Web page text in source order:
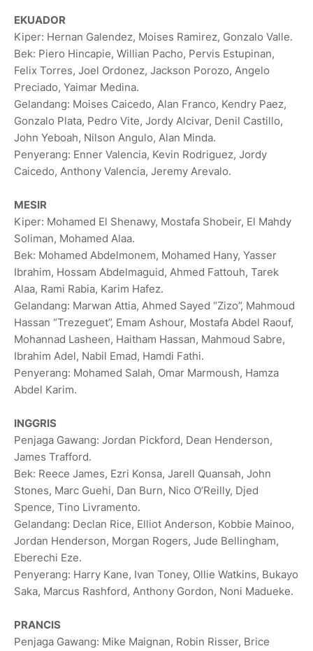
EKUADOR
Kiper: Hernan Galendez, Moises Ramirez, Gonzalo Valle.
Bek: Piero Hincapie, Willian Pacho, Pervis Estupinan,
Felix Torres, Joel ‌Ordonez, Jackson Porozo, Angelo
Preciado, Yaimar Medina.
Gelandang: Moises Caicedo, Alan Franco, Kendry Paez,
Gonzalo ‌Plata, Pedro Vite, Jordy Alcivar, Denil Castillo,
John Yeboah, Nilson Angulo, Alan Minda.
Penyerang: Enner Valencia, Kevin Rodriguez, Jordy
Caicedo, Anthony Valencia, Jeremy Arevalo.
MESIR
Kiper: ⁠Mohamed El Shenawy, Mostafa Shobeir, El Mahdy
Soliman, Mohamed Alaa.
Bek: Mohamed ⁠Abdelmonem, Mohamed Hany, Yasser
Ibrahim, ⁠Hossam Abdelmaguid, Ahmed Fattouh, Tarek
Alaa, Rami Rabia, Karim Hafez.
Gelandang: Marwan Attia, Ahmed Sayed “Zizo”, ‌Mahmoud
Hassan “Trezeguet”, Emam Ashour, Mostafa Abdel Raouf,
Mohannad Lasheen, Haitham Hassan, Mahmoud Sabre,
Ibrahim ‌Adel, ‌Nabil Emad, Hamdi Fathi.
Penyerang: Mohamed Salah, Omar Marmoush, Hamza
Abdel Karim.
INGGRIS
Penjaga Gawang: Jordan Pickford, Dean Henderson,
James Trafford.
Bek: Reece James, Ezri Konsa, Jarell Quansah, John
Stones, Marc Guehi, Dan Burn, Nico O’Reilly, Djed
Spence, Tino Livramento.
Gelandang: Declan Rice, Elliot Anderson, Kobbie Mainoo,
Jordan Henderson, Morgan Rogers, Jude Bellingham,
Eberechi Eze.
Penyerang: Harry Kane, Ivan Toney, Ollie Watkins, Bukayo
Saka, Marcus Rashford, Anthony Gordon, Noni Madueke.
PRANCIS
Penjaga Gawang: Mike Maignan, Robin Risser, Brice